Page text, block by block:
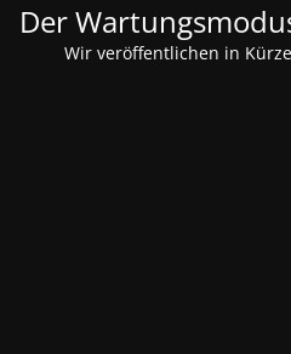
Der
Wir veröffentlichen in